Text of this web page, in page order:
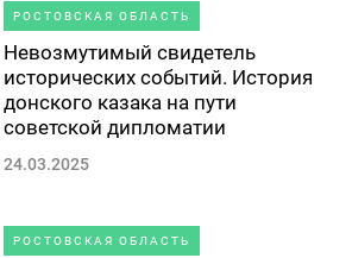
РОСТОВСКАЯ ОБЛАСТЬ
Невозмутимый свидетель
исторических событий. История
донского казака на пути
советской дипломатии
24.03.2025
РОСТОВСКАЯ ОБЛАСТЬ